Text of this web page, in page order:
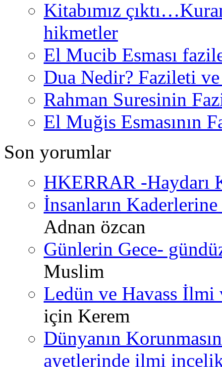
Kitabımız
hikmetler
El Mucib Esması
Dua Nedir? Fazileti
Rahman Suresinin
El Muğis Esmasının
Son yorumlar
HKERRAR -Haydarı
İnsanların
Adnan özcan
Günlerin Gece-
Muslim
Ledün ve Havass İlmi
için Kerem
Dünyanın
ayetlerinde ilmi